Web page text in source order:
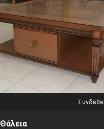
Θάλεια